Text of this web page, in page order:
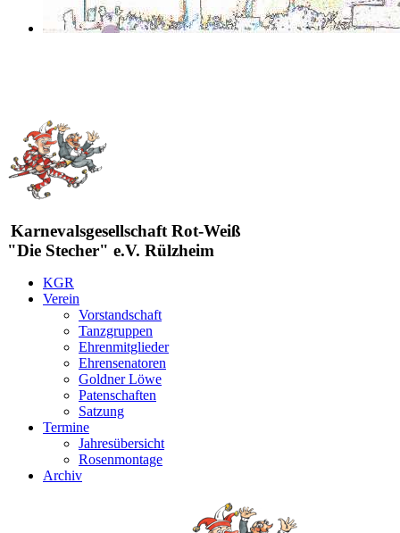
Karnevalsgesellschaft Rot-Weiß
"Die Stecher" e.V. Rülzheim
KGR
Verein
Vorstandschaft
Tanzgruppen
Ehrenmitglieder
Ehrensenatoren
Goldner Löwe
Patenschaften
Satzung
Termine
Jahresübersicht
Rosenmontage
Archiv